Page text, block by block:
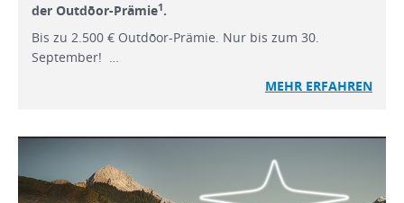
der Outdōor-Prämie1.
Bis zu 2.500 € Outdōor-Prämie. Nur bis zum 30.
September! …
MEHR ERFAHREN